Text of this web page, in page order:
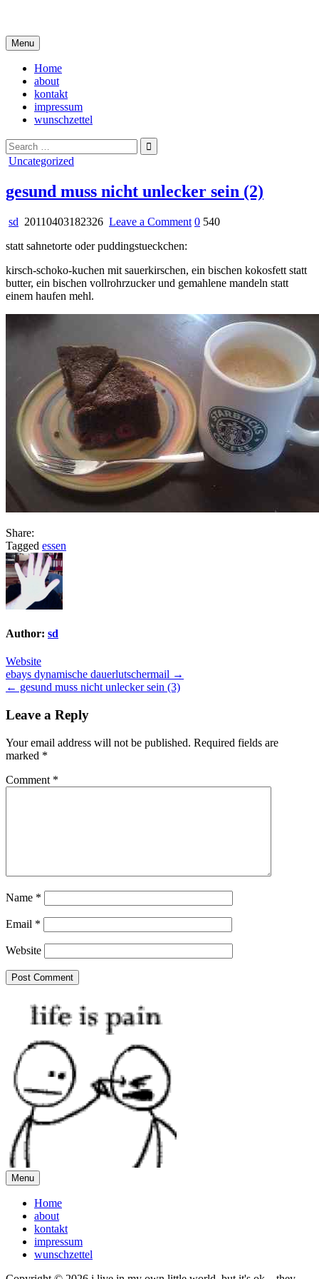
content
Menu
Home
about
kontakt
impressum
wunschzettel
Search
for:
Posted
Uncategorized
gesund muss nicht unlecker sein (2)
sd 20110403182326 Leave a Commenton
unlecker
sein
0 540
statt sahnetorte oder puddingstueckchen:
kirsch-schoko-kuchen mit sauerkirschen, ein bischen kokosfett statt
butter, ein bischen vollrohrzucker und gemahlene mandeln statt
einem haufen mehl.
Share:
Tagged essen
Author: sd
Website
Post
navigation
ebays dynamische dauerlutschermail →
← gesund muss nicht unlecker sein (3)
Leave a Reply
Your email address will not be published. Required fields are
marked *
Comment *
Name *
Email *
Website
Menu
Home
about
kontakt
impressum
wunschzettel